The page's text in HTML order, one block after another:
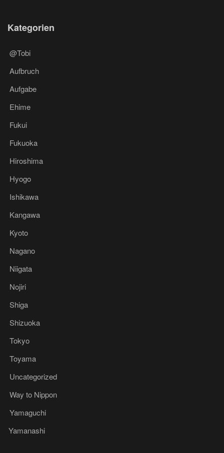
Kategorien
@Tobi
Aufbruch
Aufgabe
Ehime
Fukui
Fukuoka
Hiroshima
Hyogo
Ishikawa
Kangawa
Kyoto
Nagano
Niigata
Nojiri
Shiga
Shizuoka
Tokyo
Toyama
Uncategorized
Way to Nippon
Yamaguchi
Yamanashi